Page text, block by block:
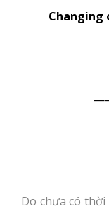
Changing
Do chưa có